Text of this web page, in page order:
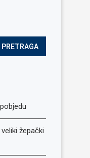
PRETRAGA
žepački